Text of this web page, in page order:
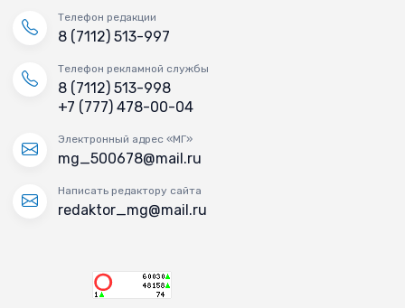
Телефон редакции
8 (7112) 513-997
Телефон рекламной службы
8 (7112) 513-998
+7 (777) 478-00-04
Электронный адрес «МГ»
mg_500678@mail.ru
Написать редактору сайта
redaktor_mg@mail.ru